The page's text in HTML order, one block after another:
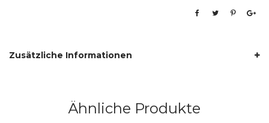
Zusätzliche Informationen
Ähnliche Produkte